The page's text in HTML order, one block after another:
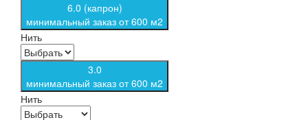
6.0 (капрон)
минимальный заказ от 600 м2
Нить
3.0
минимальный заказ от 600 м2
Нить